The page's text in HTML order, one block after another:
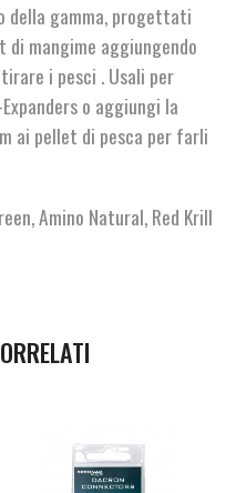
della gamma, progettati
mangime aggiungendo
i pesci . Usali per
o aggiungi la
ai pellet di pesca per farli
Amino Natural, Red Krill